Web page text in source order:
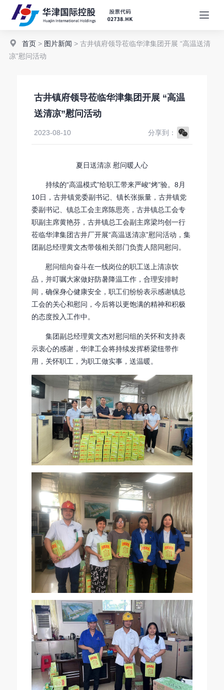
首页> 图片新闻 > 古井镇府领导莅临华津集团开展 “高温送清
凉”慰问活动
古井镇府领导莅临华津集团开展 “高温
送清凉”慰问活动
2023-08-10 分享到：
夏日送清凉 慰问暖人心
持续的“高温模式”给职工带来严峻“烤”验。8月
10日，古井镇党委副书记、镇长张振量，古井镇党
委副书记、镇总工会主席陈思亮，古井镇总工会专
职副主席黄艳芬，古井镇总工会副主席梁均创一行
莅临华津集团古井厂开展“高温送清凉”慰问活动，集
团副总经理黄文杰带领相关部门负责人陪同慰问。
慰问组向奋斗在一线岗位的职工送上清凉饮
品，并叮嘱大家做好防暑降温工作，合理安排时
间，确保身心健康安全，职工们纷纷表示感谢镇总
工会的关心和慰问，今后将以更饱满的精神和积极
的态度投入工作中。
集团副总经理黄文杰对慰问组的关怀和支持表
示衷心的感谢，华津工会将持续发挥桥梁纽带作
用，关怀职工，为职工做实事，送温暖。